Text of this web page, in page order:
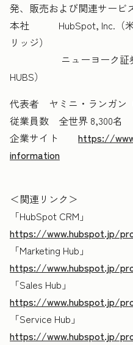
発、販売および関連サービ
本社 HubSpot, Inc.（米
リッジ）
ニューヨーク証券取
HUBS）
代表者 ヤミニ・ランガン（
従業員数 全世界 8,300名
企業サイト https://
information
＜関連リンク＞
「HubSpot CRM」
https://www.hubspot.jp/
「Marketing Hub」
https://www.hubspot.jp/
「Sales Hub」
https://www.hubspot.jp/
「Service Hub」
https://www.hubspot.jp/